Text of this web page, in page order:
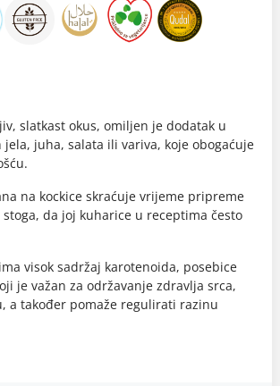
slatkast okus, omiljen je dodatak u
juha, salata ili variva, koje obogaćuje
na kockice skraćuje vrijeme pripreme
da joj kuharice u receptima često
visok sadržaj karotenoida, posebice
je važan za održavanje zdravlja srca,
a također pomaže regulirati razinu